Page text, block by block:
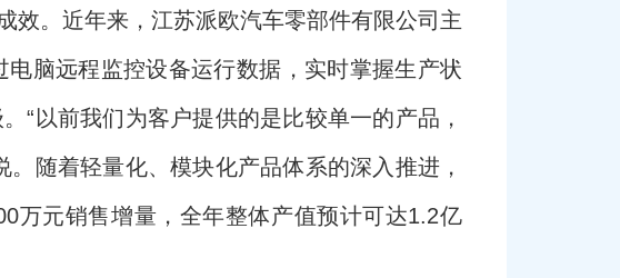
效。近年来，江苏派欧汽车零部件有限公司主
脑远程监控设备运行数据，实时掌握生产状
“以前我们为客户提供的是比较单一的产品，
随着轻量化、模块化产品体系的深入推进，
万元销售增量，全年整体产值预计可达1.2亿